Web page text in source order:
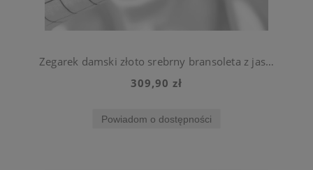
Zegarek damski złoto srebrny bransoleta z jasną tarczą ze stali chirurgicznej
309,90 zł
Powiadom o dostępności